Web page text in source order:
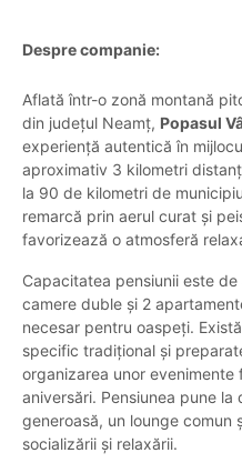
Despre companie:
Aflată într-o zonă montană
din județul Neamț, Popasul
experiență autentică în
aproximativ 3 kilometri
la 90 de kilometri de
remarcă prin aerul curat și
favorizează o atmosferă
Capacitatea pensiunii este
camere duble și 2
necesar pentru oaspeți.
specific tradițional și
organizarea unor evenimente
aniversări. Pensiunea pune la
generoasă, un lounge
socializării și relaxării.